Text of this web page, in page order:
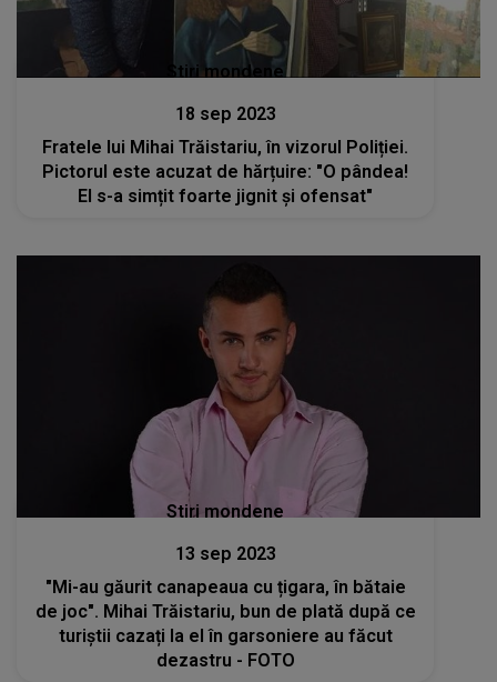
Stiri mondene
18 sep 2023
Fratele lui Mihai Trăistariu, în vizorul Poliției.
Pictorul este acuzat de hărțuire: "O pândea!
El s-a simțit foarte jignit și ofensat"
Stiri mondene
13 sep 2023
"Mi-au găurit canapeaua cu țigara, în bătaie
de joc". Mihai Trăistariu, bun de plată după ce
turiștii cazați la el în garsoniere au făcut
dezastru - FOTO